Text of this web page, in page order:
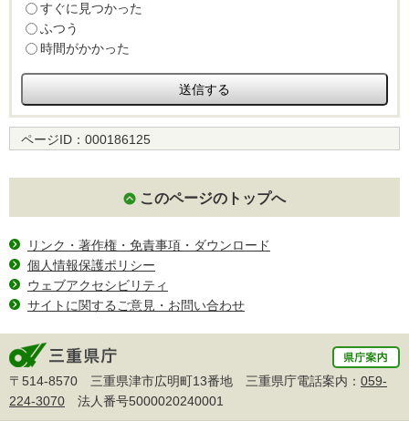
すぐに見つかった
ふつう
時間がかかった
ページID： 000186125
このページのトップへ
リンク・著作権・免責事項・ダウンロード
個人情報保護ポリシー
ウェブアクセシビリティ
サイトに関するご意見・お問い合わせ
〒514-8570 三重県津市広明町13番地 三重県庁電話案内： 059-
224-3070 法人番号5000020240001